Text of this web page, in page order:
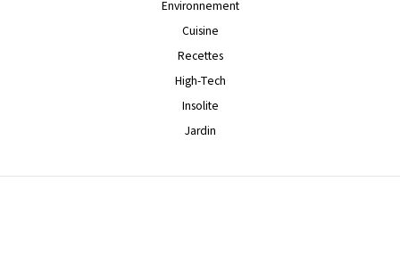
Environnement
Cuisine
Recettes
High-Tech
Insolite
Jardin